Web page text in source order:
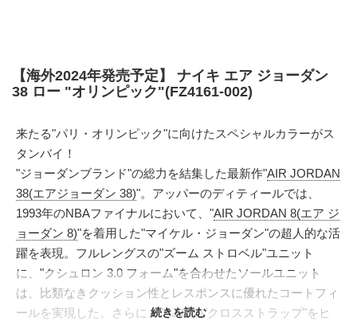
【海外2024年発売予定】 ナイキ エア ジョーダン
38 ロー "オリンピック"(FZ4161-002)
来たる"パリ・オリンピック"に向けたスペシャルカラーがス
タンバイ！
"ジョーダンブランド"の総力を結集した最新作"AIR JORDAN
38(エアジョーダン 38)"。アッパーのディティールでは、
1993年のNBAファイナルにおいて、"AIR JORDAN 8(エア ジ
ョーダン 8)"を着用した"マイケル・ジョーダン"の超人的な活
躍を表現。フルレングスの"ズーム ストロベル"ユニット
に、"クシュロン 3.0 フォーム"を合わせたソールユニット
は、比類なきクッション性とレスポンスに優れたコートフィ
ールを実現した。さらに、"AJ 8"の"クロスストラップ"をヒ
続きを読む